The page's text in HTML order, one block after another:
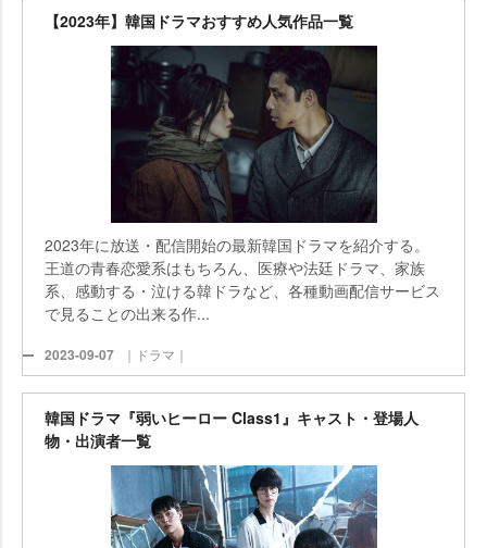
【2023年】韓国ドラマおすすめ人気作品一覧
2023年に放送・配信開始の最新韓国ドラマを紹介する。
王道の青春恋愛系はもちろん、医療や法廷ドラマ、家族
系、感動する・泣ける韓ドラなど、各種動画配信サービス
で見ることの出来る作...
2023-09-07 ｜ドラマ｜
韓国ドラマ『弱いヒーロー Class1』キャスト・登場人
物・出演者一覧